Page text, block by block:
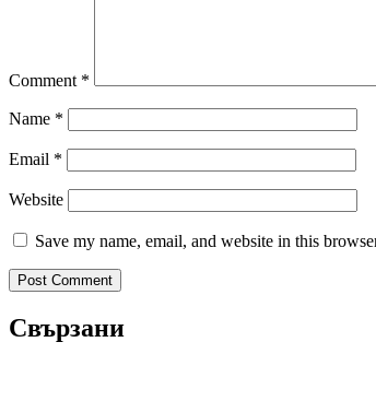
Comment *
Name *
Email *
Website
Save my name, email, and website in this
Свързани